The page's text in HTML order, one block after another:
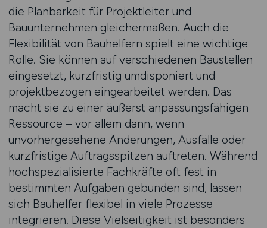
die Planbarkeit für Projektleiter und
Bauunternehmen gleichermaßen. Auch die
Flexibilität von Bauhelfern spielt eine wichtige
Rolle. Sie können auf verschiedenen Baustellen
eingesetzt, kurzfristig umdisponiert und
projektbezogen eingearbeitet werden. Das
macht sie zu einer äußerst anpassungsfähigen
Ressource – vor allem dann, wenn
unvorhergesehene Änderungen, Ausfälle oder
kurzfristige Auftragsspitzen auftreten. Während
hochspezialisierte Fachkräfte oft fest in
bestimmten Aufgaben gebunden sind, lassen
sich Bauhelfer flexibel in viele Prozesse
integrieren. Diese Vielseitigkeit ist besonders